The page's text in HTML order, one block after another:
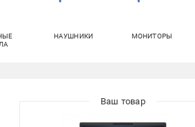
НАУШНИКИ МОНИТОРЫ